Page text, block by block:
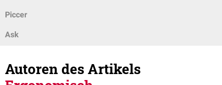
Piccer
Ask
Autoren des Artikels